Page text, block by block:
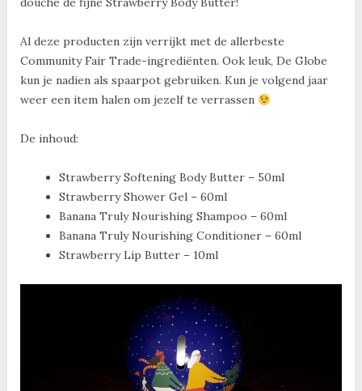
Al deze producten zijn verrijkt met de allerbeste
Community Fair Trade-ingrediënten. Ook leuk, De Globe
kun je nadien als spaarpot gebruiken. Kun je volgend jaar
weer een item halen om jezelf te verrassen
De inhoud:
Strawberry Softening Body Butter – 50ml
Strawberry Shower Gel – 60ml
Banana Truly Nourishing Shampoo – 60ml
Banana Truly Nourishing Conditioner – 60ml
Strawberry Lip Butter – 10ml